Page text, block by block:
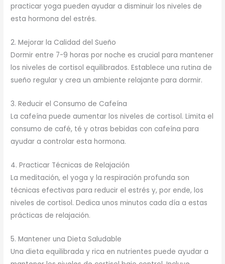
practicar yoga pueden ayudar a disminuir los niveles de
esta hormona del estrés.
2. Mejorar la Calidad del Sueño
Dormir entre 7-9 horas por noche es crucial para mantener
los niveles de cortisol equilibrados. Establece una rutina de
sueño regular y crea un ambiente relajante para dormir.
3. Reducir el Consumo de Cafeína
La cafeína puede aumentar los niveles de cortisol. Limita el
consumo de café, té y otras bebidas con cafeína para
ayudar a controlar esta hormona.
4. Practicar Técnicas de Relajación
La meditación, el yoga y la respiración profunda son
técnicas efectivas para reducir el estrés y, por ende, los
niveles de cortisol. Dedica unos minutos cada día a estas
prácticas de relajación.
5. Mantener una Dieta Saludable
Una dieta equilibrada y rica en nutrientes puede ayudar a